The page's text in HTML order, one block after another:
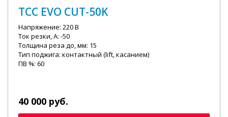
ТСС EVO CUT-50K
Напряжение: 220 В
Ток резки, А: -50
Толщина реза до, мм: 15
Тип поджига: контактный (lift, касанием)
ПВ %: 60
40 000 руб.